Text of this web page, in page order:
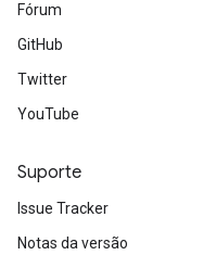
Fórum
GitHub
Twitter
YouTube
Suporte
Issue Tracker
Notas da versão